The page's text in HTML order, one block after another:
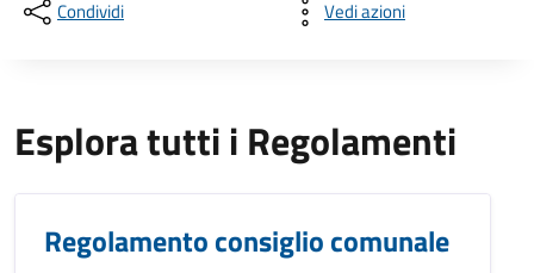
Condividi Vedi azioni
Esplora tutti i Regolamenti
Regolamento consiglio comunale